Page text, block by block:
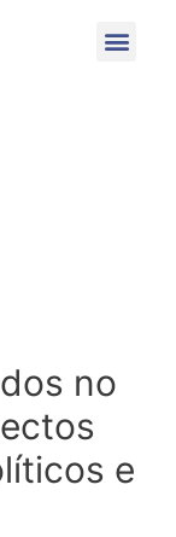
no
e